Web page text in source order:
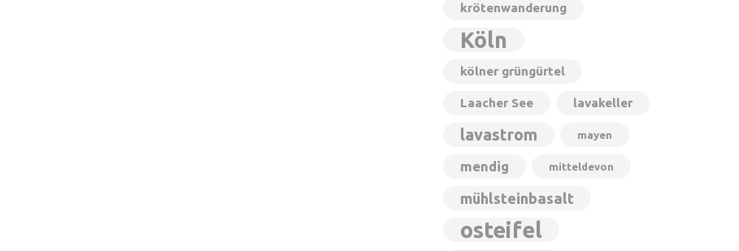
krötenwanderung
Köln
kölner grüngürtel
Laacher See lavakeller
lavastrom mayen
mendig mitteldevon
mühlsteinbasalt
osteifel